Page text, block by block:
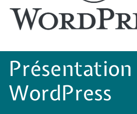
Présentation
WordPress